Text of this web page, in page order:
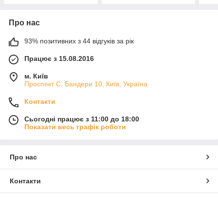
Про нас
93% позитивних з 44 відгуків за рік
Працює з 15.08.2016
м. Київ
Проспект С. Бандери 10, Київ, Україна
Контакти
Сьогодні працює з 11:00 до 18:00
Показати весь графік роботи
Про нас
Контакти